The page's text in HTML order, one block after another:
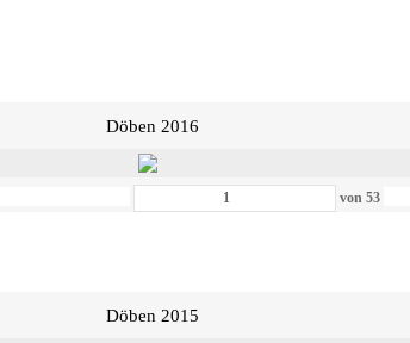
Döben 2016
von53
Döben 2015